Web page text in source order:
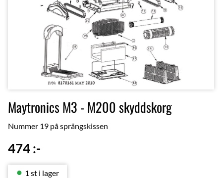
Maytronics M3 - M200 skyddskorg
Nummer 19 på sprängskissen
474:-
1 st i lager